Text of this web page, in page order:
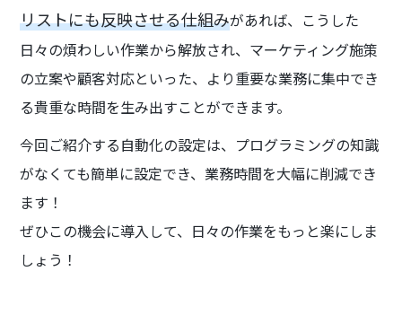
リストにも反映させる仕組みがあれば、こうした
日々の煩わしい作業から解放され、マーケティング施策
の立案や顧客対応といった、より重要な業務に集中でき
る貴重な時間を生み出すことができます。
今回ご紹介する自動化の設定は、プログラミングの知識
がなくても簡単に設定でき、業務時間を大幅に削減でき
ます！
ぜひこの機会に導入して、日々の作業をもっと楽にしま
しょう！